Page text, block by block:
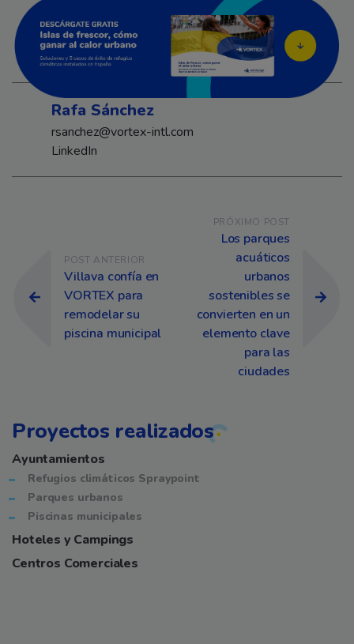
Rafa Sánchez
rsanchez@vortex-intl.com
LinkedIn
Navegación de entradas
POST ANTERIOR
Villava confía en
VORTEX para
remodelar su
piscina municipal
PRÓXIMO POST
Los parques
acuáticos
urbanos
sostenibles se
convierten en un
elemento clave
para las
ciudades
Proyectos realizados
Ayuntamientos
Refugios climáticos Spraypoint
Parques urbanos
Piscinas municipales
Hoteles y Campings
Centros Comerciales